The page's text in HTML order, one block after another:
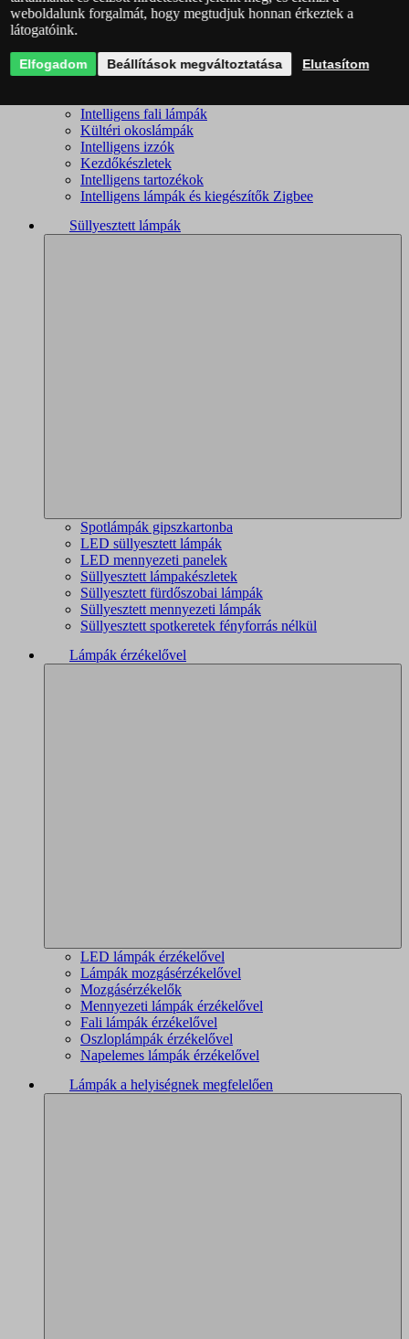
Intelligens csillárok
Okos kislámpák
Okos spotlámpák
Intelligens fali lámpák
Kültéri okoslámpák
Intelligens izzók
Kezdőkészletek
Intelligens tartozékok
Intelligens lámpák és kiegészítők Zigbee
Süllyesztett lámpák
Spotlámpák gipszkartonba
LED süllyesztett lámpák
LED mennyezeti panelek
Süllyesztett lámpakészletek
Süllyesztett fürdőszobai lámpák
Süllyesztett mennyezeti lámpák
Süllyesztett spotkeretek fényforrás nélkül
Lámpák érzékelővel
LED lámpák érzékelővel
Lámpák mozgásérzékelővel
Mozgásérzékelők
Mennyezeti lámpák érzékelővel
Fali lámpák érzékelővel
Oszloplámpák érzékelővel
Napelemes lámpák érzékelővel
Lámpák a helyiségnek megfelelően
weboldalunk forgalmát, hogy megtudjuk honnan érkeztek a
látogatóink.
Elfogadom Beállítások megváltoztatása Elutasítom